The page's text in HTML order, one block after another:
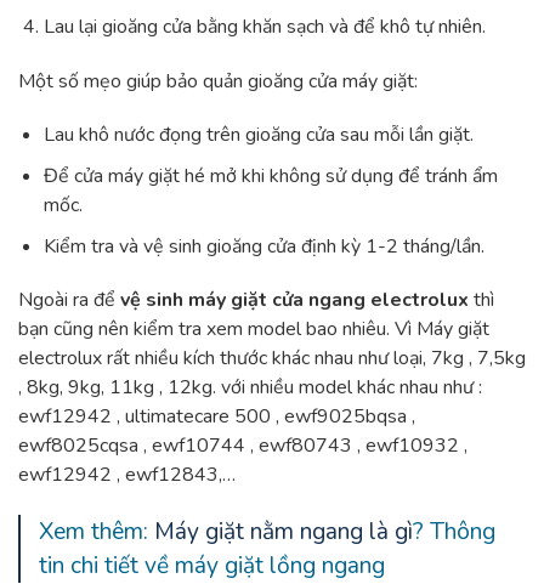
Lau lại gioăng cửa bằng khăn sạch và để khô tự nhiên.
Một số mẹo giúp bảo quản gioăng cửa máy giặt:
Lau khô nước đọng trên gioăng cửa sau mỗi lần giặt.
Để cửa máy giặt hé mở khi không sử dụng để tránh ẩm
mốc.
Kiểm tra và vệ sinh gioăng cửa định kỳ 1-2 tháng/lần.
Ngoài ra để vệ sinh máy giặt cửa ngang electrolux thì
bạn cũng nên kiểm tra xem model bao nhiêu. Vì Máy giặt
electrolux rất nhiều kích thước khác nhau như loại, 7kg , 7,5kg
, 8kg, 9kg, 11kg , 12kg. với nhiều model khác nhau như :
ewf12942 , ultimatecare 500 , ewf9025bqsa ,
ewf8025cqsa , ewf10744 , ewf80743 , ewf10932 ,
ewf12942 , ewf12843,…
Xem thêm: Máy giặt nằm ngang là gì? Thông
tin chi tiết về máy giặt lồng ngang